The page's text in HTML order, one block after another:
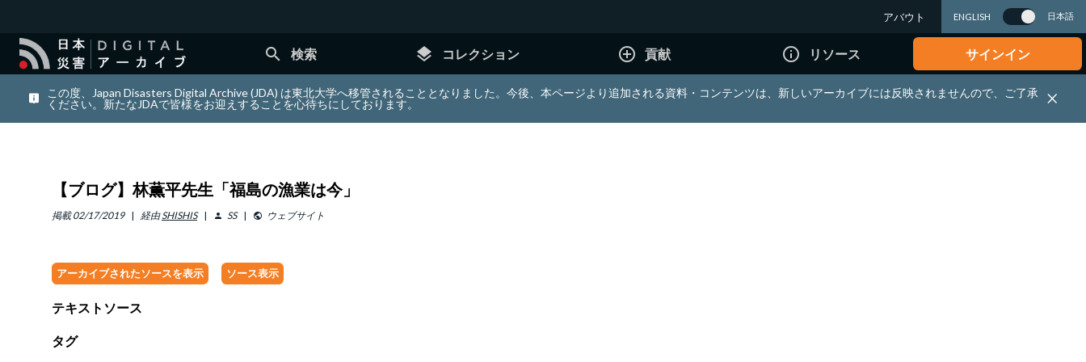
アバウト ENGLISH 日本語
search 検索 layers コレクション add_circle_outline 貢献 info_outline リソース サインイン
この度、Japan Disasters Digital Archive (JDA) は東北大学へ移管されることとなりました。今後、本ページより追加される資料・コンテンツは、新しいアーカイブには反映されませんので、ご了承
ください。新たなJDAで皆様をお迎えすることを心待ちにしております。
【ブログ】林薫平先生「福島の漁業は今」
掲載 02/17/2019 経由SHISHIS person SS public ウェブサイト
アーカイブされたソースを表示 ソース表示
テキストソース
タグ